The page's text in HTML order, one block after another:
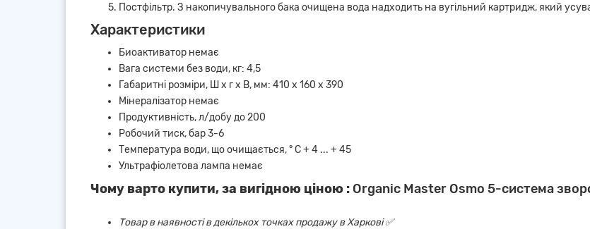
Постфільтр. З накопичувального бака очищена вода надходить на вугільний картридж, який
Характеристики
Биоактиватор немає
Вага системи без води, кг: 4,5
Габаритні розміри, Ш х г х В, мм: 410 х 160 х 390
Мінералізатор немає
Продуктивність, л/добу до 200
Робочий тиск, бар 3-6
Температура води, що очищається, ° С + 4 ... + 45
Ультрафіолетова лампа немає
Чому варто купити, за вигідною ціною : Organic Master Osmo 5-система
Товар в наявності в декількох точках продажу в Харкові ✅